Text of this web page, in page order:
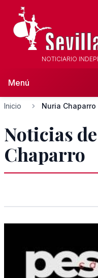
NOTICIARIO
Menú
Inicio Nuria Chaparro
Noticias
Chaparro